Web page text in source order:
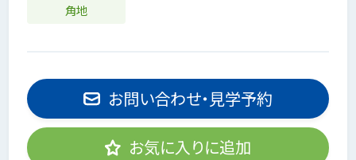
角地
お問い合わせ・見学予約
お気に入りに追加